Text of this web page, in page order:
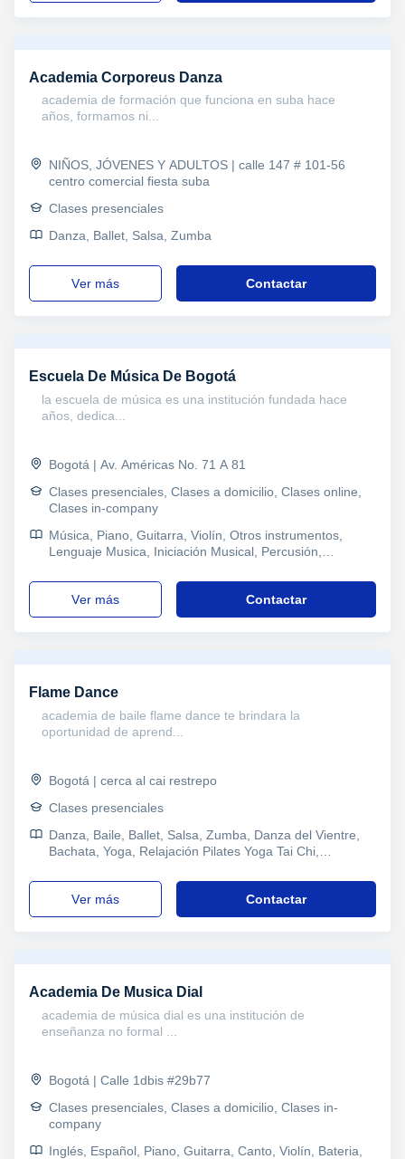
Academia Corporeus Danza
academia de formación que funciona en suba hace
años, formamos ni...
NIÑOS, JÓVENES Y ADULTOS | calle 147 # 101-56
centro comercial fiesta suba
Clases presenciales
Danza, Ballet, Salsa, Zumba
ver más Contactar
Escuela De Música De Bogotá
la escuela de música es una institución fundada hace
años, dedica...
Bogotá | Av. Américas No. 71 A 81
Clases presenciales, Clases a domicilio, Clases online,
Clases in-company
Música, Piano, Guitarra, Violín, Otros instrumentos,
Lenguaje Musica, Iniciación Musical, Percusión,
ver más Contactar
Flame Dance
academia de baile flame dance te brindara la
oportunidad de aprend...
Bogotá | cerca al cai restrepo
Clases presenciales
Danza, Baile, Ballet, Salsa, Zumba, Danza del Vientre,
Bachata, Yoga, Relajación Pilates Yoga Tai Chi,
ver más Contactar
Academia De Musica Dial
academia de música dial es una institución de
enseñanza no formal ...
Bogotá | Calle 1dbis #29b77
Clases presenciales, Clases a domicilio, Clases in-
company
Inglés, Español, Piano, Guitarra, Canto, Violín, Bateria,